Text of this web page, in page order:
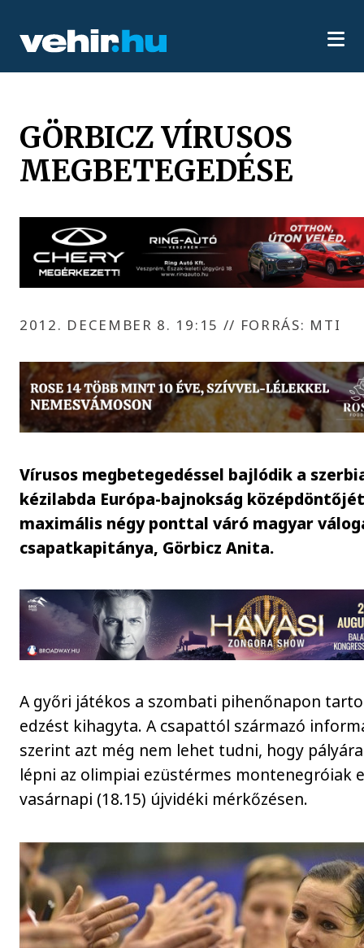
GÖRBICZ VÍRUSOS
MEGBETEGEDÉSE
2012. DECEMBER 8. 19:15 // FORRÁS: MTI
Vírusos megbetegedéssel bajlódik a
kézilabda Európa-bajnokság
maximális négy ponttal váró magyar
csapatkapitánya, Görbicz Anita.
A győri játékos a szombati pihenőnapon
edzést kihagyta. A csapattól származó
szerint azt még nem lehet tudni, hogy
lépni az olimpiai ezüstérmes montenegróiak
vasárnapi (18.15) újvidéki mérkőzésen.